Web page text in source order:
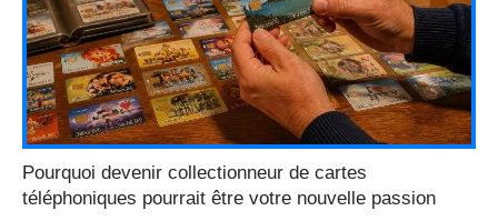
Pourquoi devenir collectionneur de cartes
téléphoniques pourrait être votre nouvelle passion